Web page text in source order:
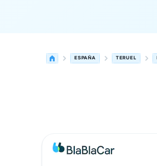
ESPAÑA TERUEL